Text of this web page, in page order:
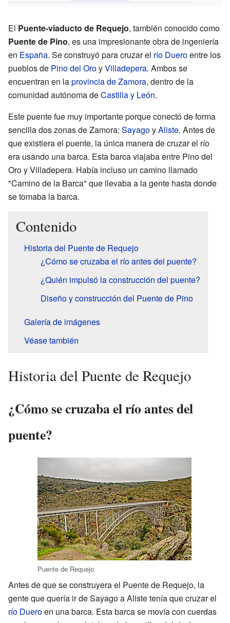
El Puente-viaducto de Requejo, también conocido como
Puente de Pino, es una impresionante obra de ingeniería
en España. Se construyó para cruzar el río Dueroentre los
pueblos de Pino del OroyVilladepera. Ambos se
encuentran en laprovincia de Zamora, dentro de la
comunidad autónoma deCastilla y León.
Este puente fue muy importante porque conectó de forma
sencilla dos zonas de Zamora: SayagoyAliste. Antes de
que existiera el puente, la única manera de cruzar el río
era usando una barca. Esta barca viajaba entre Pino del
Oro y Villadepera. Había incluso un camino llamado
"Camino de la Barca" que llevaba a la gente hasta donde
se tomaba la barca.
Contenido
Historia del Puente de Requejo
¿Cómo se cruzaba el río antes del puente?
¿Quién impulsó la construcción del puente?
Diseño y construcción del Puente de Pino
Galería de imágenes
Véase también
Historia del Puente de Requejo
¿Cómo se cruzaba el río antes del
puente?
Puente de Requejo
Antes de que se construyera el Puente de Requejo, la
gente que quería ir de Sayago a Aliste tenía que cruzar el
río Dueroen una barca. Esta barca se movía con cuerdas